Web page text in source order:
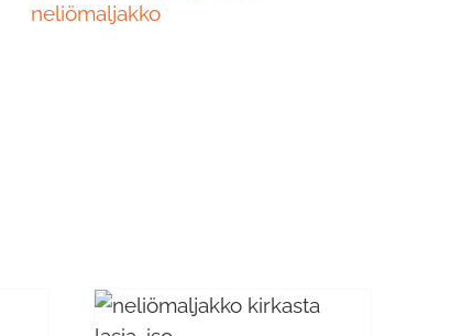
neliömaljakko